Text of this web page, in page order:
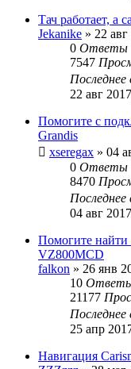
Тач работает, а
Jekanike » 22
0 Ответы
7547
Последнее
22 авг
Помогите с
Grandis
xseregax » 04
0 Ответы
8470
Последнее
04 авг
Помогите найти
VZ800MCD
falkon » 26 янв
10
21177
Последнее
25 апр
Навигация